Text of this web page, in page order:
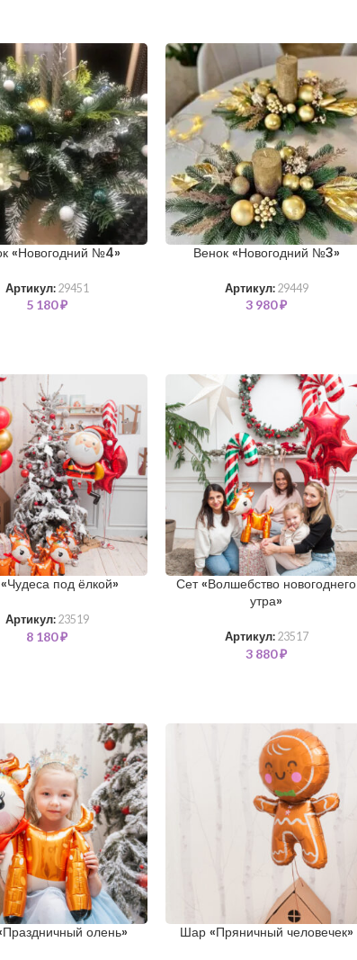
«Новогодний №4»
Артикул: 29451
5 180₽
Венок «Новогодний №3»
Артикул: 29449
3 980₽
под ёлкой»
Артикул: 23519
8 180₽
Сет «Волшебство новогоднего
утра»
Артикул: 23517
3 880₽
олень» Шар «Пряничный человечек»